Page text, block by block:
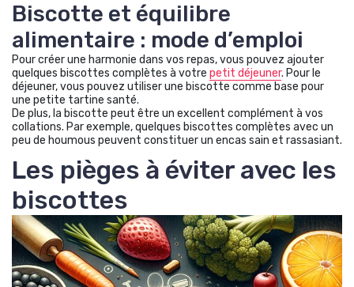
Biscotte et équilibre
alimentaire : mode d’emploi
Pour créer une harmonie dans vos repas, vous pouvez ajouter
quelques biscottes complètes à votre petit déjeuner. Pour le
déjeuner, vous pouvez utiliser une biscotte comme base pour
une petite tartine santé.
De plus, la biscotte peut être un excellent complément à vos
collations. Par exemple, quelques biscottes complètes avec un
peu de houmous peuvent constituer un encas sain et rassasiant.
Les pièges à éviter avec les
biscottes